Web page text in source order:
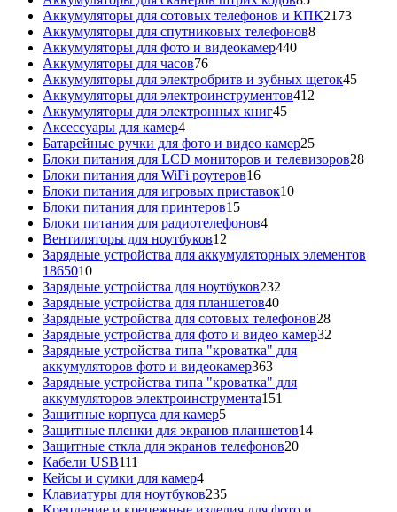
товаров
Аккумуляторы для сотовых телефонов и КПК21732173
Аккумуляторы для спутниковых телефонов88
Аккумуляторы для фото и видеокамер440440
Аккумуляторы для часов7676
товаров
Аккумуляторы для электробритв и зубных щеток4545
Аккумуляторы для электроинструментов412
Аккумуляторы для электронных книг4545
Аксессуары для камер44
товара
Батарейные ручки для фото и видео камер2525
товаров
Блоки питания для LCD мониторов и телевизоров2828
Блоки питания для WiFi роутеров1616
товаров
Блоки питания для игровых приставок1010
Блоки питания для принтеров1515
товаров
Блоки питания для радиотелефонов44
Вентиляторы для ноутбуков12
товаров
Зарядные устройства для аккумуляторных элементов
186501010
товаров
Зарядные устройства для ноутбуков232
Зарядные устройства для планшетов4040
товаров
Зарядные устройства для сотовых телефонов2828
товаров
Зарядные устройства для фото и видео камер32
Зарядные устройства типа "кроватка" для
аккумуляторов фото и видеокамер363363
товара
Зарядные устройства типа "кроватка" для
аккумуляторов электроинструмента151
Защитные корпуса для камер55
товаров
Защитные пленки для экранов планшетов1414
Защитные сткла для экранов телефонов2020
Кабели USB111
товаров
Кейсы и сумки для камер44
товара
Клавиатуры для ноутбуков235235